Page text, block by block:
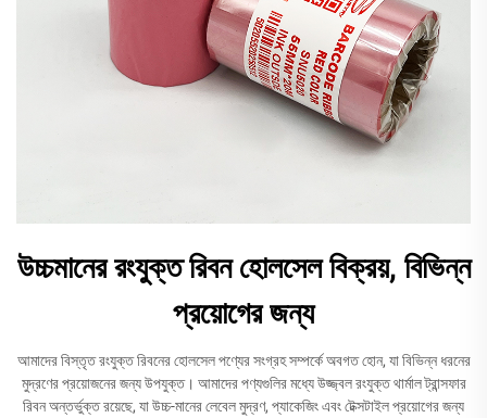
উচ্চমানের রংযুক্ত রিবন হোলসেল বিক্রয়, বিভিন্ন
প্রয়োগের জন্য
আমাদের বিস্তৃত রংযুক্ত রিবনের হোলসেল পণ্যের সংগ্রহ সম্পর্কে অবগত হোন, যা বিভিন্ন ধরনের
মুদ্রণের প্রয়োজনের জন্য উপযুক্ত। আমাদের পণ্যগুলির মধ্যে উজ্জ্বল রংযুক্ত থার্মাল ট্রান্সফার
রিবন অন্তর্ভুক্ত রয়েছে, যা উচ্চ-মানের লেবেল মুদ্রণ, প্যাকেজিং এবং টেক্সটাইল প্রয়োগের জন্য